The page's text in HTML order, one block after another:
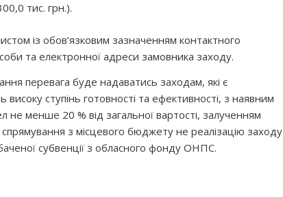
тис. грн.).
із обов’язковим зазначенням контактного
та електронної адреси замовника заходу.
перевага буде надаватись заходам, які є
ступінь готовності та ефективності, з наявним
не менше 20 % від загальної вартості, залученням
з місцевого бюджету не реалізацію заходу
субвенції з обласного фонду ОНПС.